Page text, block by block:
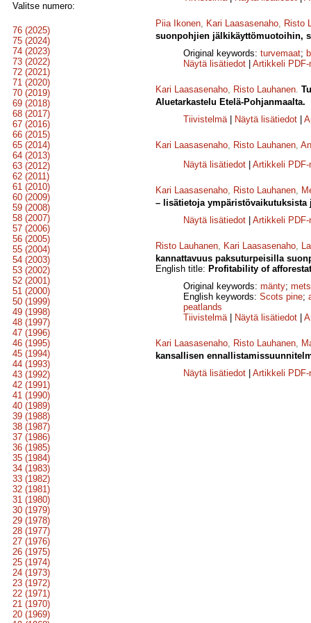
Valitse numero:
76 (2025)
75 (2024)
74 (2023)
73 (2022)
72 (2021)
71 (2020)
70 (2019)
69 (2018)
68 (2017)
67 (2016)
66 (2015)
65 (2014)
64 (2013)
63 (2012)
62 (2011)
61 (2010)
60 (2009)
59 (2008)
58 (2007)
57 (2006)
56 (2005)
55 (2004)
54 (2003)
53 (2002)
52 (2001)
51 (2000)
50 (1999)
49 (1998)
48 (1997)
47 (1996)
46 (1995)
45 (1994)
44 (1993)
43 (1992)
42 (1991)
41 (1990)
40 (1989)
39 (1988)
38 (1987)
37 (1986)
36 (1985)
35 (1984)
34 (1983)
33 (1982)
32 (1981)
31 (1980)
30 (1979)
29 (1978)
28 (1977)
27 (1976)
26 (1975)
25 (1974)
24 (1973)
23 (1972)
22 (1971)
21 (1970)
20 (1969)
Piia Ikonen, Kari Laasasenaho, Risto
suonpohjien jälkikäyttömuotoihin,
Original keywords: turvemaat;
Näytä lisätiedot
Artikkeli PDF-
Kari Laasasenaho, Risto Lauhanen.
Aluetarkastelu Etelä-Pohjanmaalta.
Tiivistelmä| Näytä lisätiedot
Kari Laasasenaho, Risto Lauhanen,
Näytä lisätiedot
Artikkeli PDF-
Kari Laasasenaho, Risto Lauhanen,
– lisätietoja
Näytä lisätiedot
Artikkeli PDF-
Risto Lauhanen, Kari Laasasenaho,
kannattavuus paksuturpeisilla
English title: Profitability of
Original keywords: mänty;
English keywords: Scots pine;
peatlands
Tiivistelmä| Näytä lisätiedot
Kari Laasasenaho, Risto Lauhanen,
kansallisen
Näytä lisätiedot
Artikkeli PDF-